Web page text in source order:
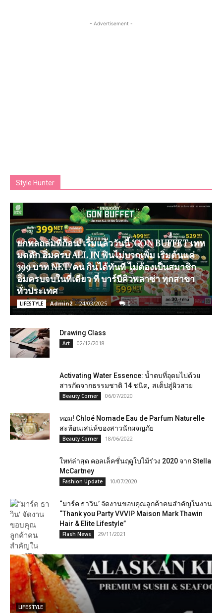
- Advertisement -
Style Hunter
ยกพลถล่มพี่ก้อน! เริ่มแล้ววันนี้ ‘GON BUFFET เทห
มดตัก อิ่มครบ ALL IN ฟินไม่บวกเพิ่ม เริ่มต้นแค่
399 บาท NET/คน กินได้ทันที ไม่ต้องเป็นสมาชิก
อิ่มครบจบในที่เดียว ที่ บาร์บีคิวพลาซ่า ทุกสาขา
ทั่วประเทศ
LIFESTYLE Admin2 - 24/03/2025 0
Drawing Class
Art 02/12/2018
Activating Water Essence: น้ำตบที่อุดมไปด้วย
สารกัดจากธรรมชาติ 14 ชนิด, สเต็ปสู่ผิวสวย
Beauty Corner 06/07/2020
หอม! Chloé Nomade Eau de Parfum Naturelle
สะท้อนเสน่ห์ของสาวนักผจญภัย
Beauty Corner 18/06/2022
ใหท่ล่าสุด​ คอลเล็คชั่นฤดูใบไม้ร่วง 2020 จาก Stella
McCartney
Fashion Update 10/07/2020
“มาร์ค ธาวิน’ จัดงานขอบคุณลูกค้าคนสำคัญในงาน
“Thank you Party VVVIP Maison Mark Thawin
Hair & Elite Lifestyle”
Flash News 29/11/2021
LIFESTYLE